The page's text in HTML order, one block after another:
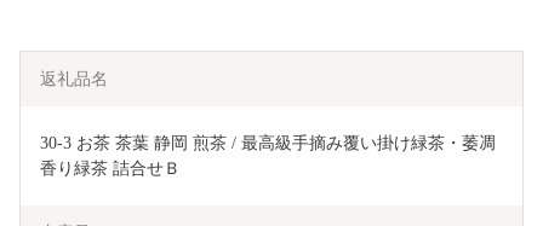
返礼品名
30-3 お茶 茶葉 静岡 煎茶 / 最高級手摘み覆い掛け緑茶・萎凋
香り緑茶 詰合せＢ